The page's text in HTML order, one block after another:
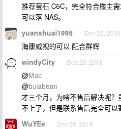
推荐萤石 C6C，完全符合楼主
可以落 NAS。
yuanshuai1995 Dec 25, 2018
海康威视的可以 配合群辉
windyCity Dec 25, 2018
@Mac
@bulabean
才三个月，为啥不售后解决呢
不上了，但是联系售后完全可以
WuYEe Dec 25, 2018